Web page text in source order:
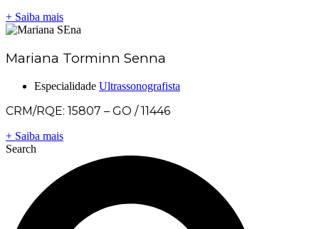
+ Saiba mais
Mariana Torminn Senna
Especialidade Ultrassonografista
CRM/RQE: 15807 – GO / 11446
+ Saiba mais
Search